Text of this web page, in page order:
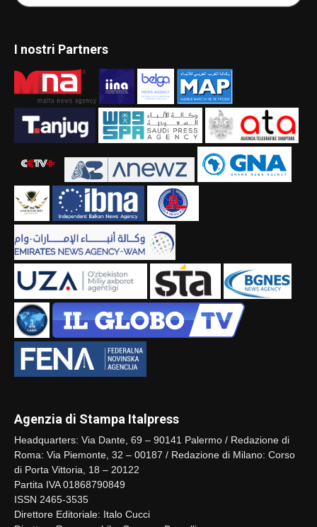
I nostri Partners
Agenzia di Stampa Italpress
Headquarters: Via Dante, 69 – 90141 Palermo / Redazione di
Roma: Via Piemonte, 32 – 00187 / Redazione di Milano: Corso
di Porta Vittoria, 18 – 20122
Partita IVA 01868790849
ISSN 2465-3535
Direttore Editoriale: Italo Cucci